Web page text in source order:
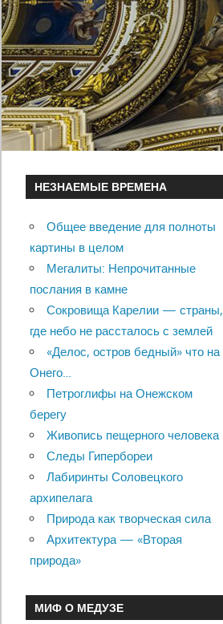
НЕЗНАЕМЫЕ ВРЕМЕНА
Общее введение для полноты
картины в целом
Мегалиты: Непрочитанные
послания в камне
Сокровища Карелии — страны,
где небо не рассталось с землей
«Делос, остров бедный» что на
Онего…
Петроглифы на Онежском
берегу
Живопись пещерного человека
Следы Гипербореи
Лабиринты Соловецкого
архипелага
Природа как творческая сила
Архитектура — «Вторая
природа»
МИФ О МЕДУЗЕ